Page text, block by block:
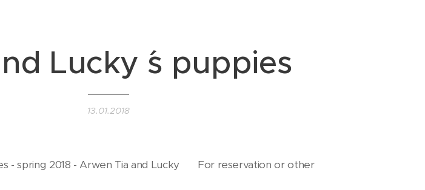
Lucky ´s puppies ❤
13.01.2018
- spring 2018 - Arwen Tia and Lucky ♥️ For reservation or other